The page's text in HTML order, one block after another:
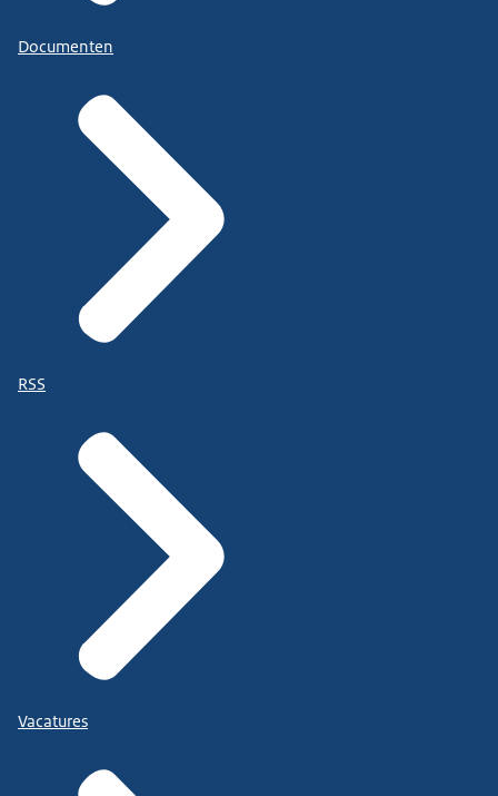
Documenten
RSS
Vacatures